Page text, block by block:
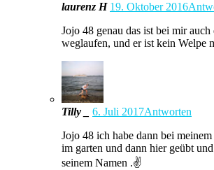
laurenz H 19. Oktober 2016
Jojo 48 genau das ist bei mir
weglaufen, und er ist kein Welpe
Tilly _ 6. Juli 2017Antworten
Jojo 48 ich habe dann bei
im garten und dann hier geübt
seinem Namen .✌